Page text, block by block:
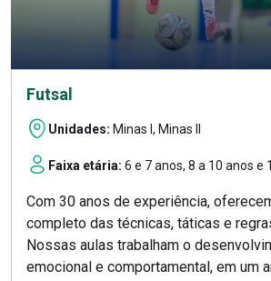
Futsal
Unidades: Minas I, Minas II
Faixa etária: 6 e 7 anos, 8 a 10 anos e
Com 30 anos de experiência,
completo das técnicas, táticas e
Nossas aulas trabalham o
emocional e comportamental, em um